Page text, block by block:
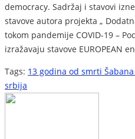
democracy. Sadržaj i stavovi
stavove autora projekta „
tokom pandemije COVID-19 –
izražavaju stavove EUROPEAN
Tags: 13 godina od smrti
srbija